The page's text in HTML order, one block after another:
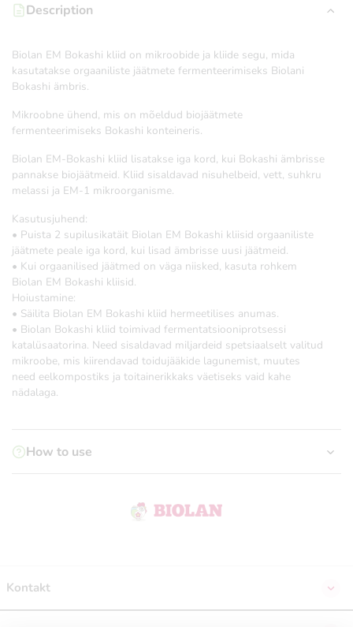
Description
Biolan EM Bokashi kliid on mikroobide ja kliide segu, mida
kasutatakse orgaaniliste jäätmete fermenteerimiseks Biolani
Bokashi ämbris.
Mikroobne ühend, mis on mõeldud biojäätmete
fermenteerimiseks Bokashi konteineris.
Biolan EM-Bokashi kliid lisatakse iga kord, kui Bokashi ämbrisse
pannakse biojäätmeid. Kliid sisaldavad nisuhelbeid, vett, suhkru
melassi ja EM-1 mikroorganisme.
Kasutusjuhend:
• Puista 2 supilusikatäit Biolan EM Bokashi kliisid orgaaniliste
jäätmete peale iga kord, kui lisad ämbrisse uusi jäätmeid.
• Kui orgaanilised jäätmed on väga niisked, kasuta rohkem
Biolan EM Bokashi kliisid.
Hoiustamine:
• Säilita Biolan EM Bokashi kliid hermeetilises anumas.
• Biolan Bokashi kliid toimivad fermentatsiooniprotsessi
katalüsaatorina. Need sisaldavad miljardeid spetsiaalselt valitud
mikroobe, mis kiirendavad toidujääkide lagunemist, muutes
need eelkompostiks ja toitainerikkaks väetiseks vaid kahe
nädalaga.
How to use
Kontakt